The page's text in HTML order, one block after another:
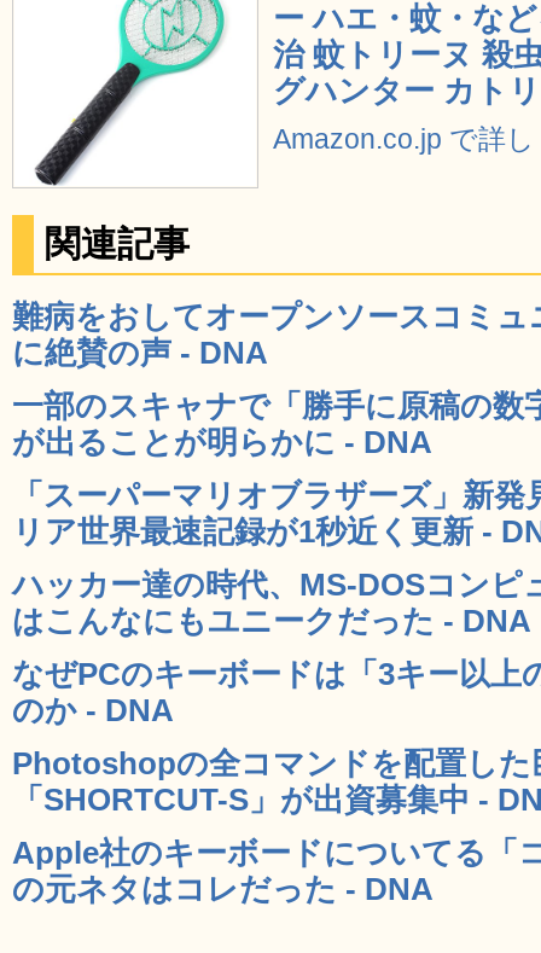
ー ハエ・蚊・な
治 蚊トリーヌ 殺
グハンター カト
Amazon.co.jp で詳
関連記事
難病をおしてオープンソースコミ
に絶賛の声 - DNA
一部のスキャナで「勝手に原稿の数
が出ることが明らかに - DNA
「スーパーマリオブラザーズ」新
リア世界最速記録が1秒近く更新 -
ハッカー達の時代、MS-DOSコンピ
はこんなにもユニークだった - DNA
なぜPCのキーボードは「3キー以上
のか - DNA
Photoshopの全コマンドを配置した
「SHORTCUT-S」が出資募集中 -
Apple社のキーボードについてる「
の元ネタはコレだった - DNA